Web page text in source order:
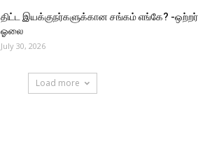
திட்ட இயக்குநர்களுக்கான சங்கம் எங்கே? -ஒற்றர்
ஓலை
July 30, 2026
Load more